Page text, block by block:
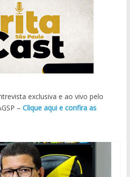
exclusiva e ao vivo pelo
– Clique aqui e confira as